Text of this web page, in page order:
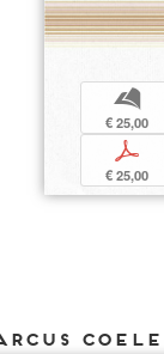
b
€ 25,00
p
€ 25,00